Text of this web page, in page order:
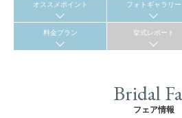
オススメポイント フォトギャラリー
料金プラン 挙式レポート
Bridal
フェア情報